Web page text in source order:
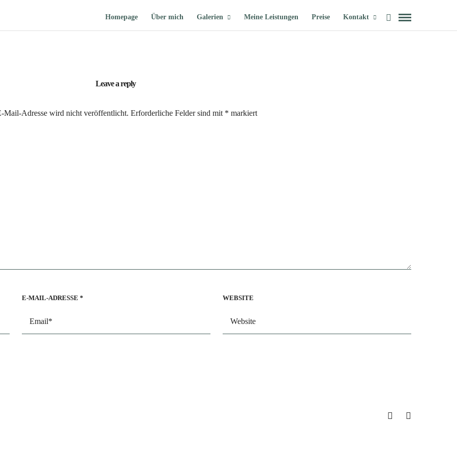
Homepage Über mich Galerien Meine Leistungen Preise Kontakt
Leave a reply
Mail-Adresse wird nicht veröffentlicht. Erforderliche Felder sind mit * markiert
E-MAIL-ADRESSE * WEBSITE